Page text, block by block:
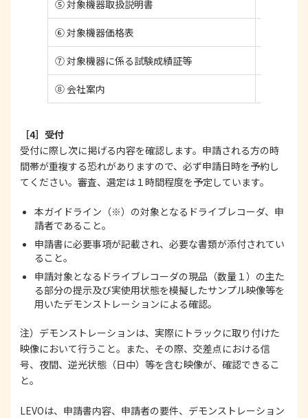
⑤ 対象機器取扱説明書
⑥ 対象機器価格表
⑦ 対象機器に係る試験成績証等
⑧ 会社案内
［4］受付
受付に際し次に掲げる内容を確認します。申請される方の時
間帯が重複する恐れがありますので、必ず申請日時を予約し
てください。審査、選定は１時間程度を予定しています。
本ガイドライン（※）の対象となるドライブレコーダ、申
請者であること。
申請書に必要事項が記載され、必要な書類が添付されてい
ること。
申請対象となるドライブレコーダの現品（数量１）の主た
る部分の提示及び実使用状態を模擬したサンプル映像等を
用いたデモンストレーションによる確認。
注）デモンストレーションは、実際にトラックに取り付けた
映像において行うこと。また、その際、交差点における信
号、夜間、逆光状態（日中）等を含む映像が、確認できるこ
と。
LEVOは、申請書内容、申請者の要件、デモンストレーション